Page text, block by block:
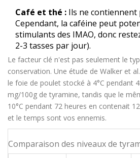
Café et thé : Ils ne contiennent
Cependant, la caféine peut
stimulants des IMAO, donc
2-3 tasses par jour).
Le facteur clé n'est pas seulement le
conservation. Une étude de Walker et
le foie de poulet stocké à 4°C pendant
mg/100g de tyramine, tandis que le
10°C pendant 72 heures en contenait
et le temps sont vos ennemis.
Comparaison des niveaux de